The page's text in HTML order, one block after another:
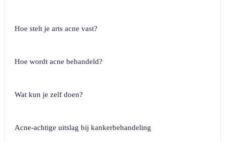
Hoe stelt je arts acne vast?
Hoe wordt acne behandeld?
Wat kun je zelf doen?
Acne-achtige uitslag bij kankerbehandeling